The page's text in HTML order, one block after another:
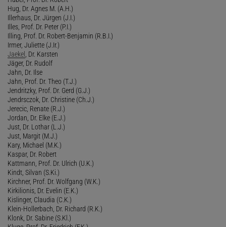
Hug, Dr. Agnes M. (A.H.)
Illerhaus, Dr. Jürgen (J.I.)
Illes, Prof. Dr. Peter (P.I.)
Illing, Prof. Dr. Robert-Benjamin (R.B.I.)
Irmer, Juliette (J.Ir.)
Jaekel , Dr. Karsten
Jäger, Dr. Rudolf
Jahn, Dr. Ilse
Jahn, Prof. Dr. Theo (T.J.)
Jendritzky, Prof. Dr. Gerd (G.J.)
Jendrsczok, Dr. Christine (Ch.J.)
Jerecic, Renate (R.J.)
Jordan, Dr. Elke (E.J.)
Just, Dr. Lothar (L.J.)
Just, Margit (M.J.)
Kary, Michael (M.K.)
Kaspar, Dr. Robert
Kattmann, Prof. Dr. Ulrich (U.K.)
Kindt, Silvan (S.Ki.)
Kirchner, Prof. Dr. Wolfgang (W.K.)
Kirkilionis, Dr. Evelin (E.K.)
Kislinger, Claudia (C.K.)
Klein-Hollerbach, Dr. Richard (R.K.)
Klonk, Dr. Sabine (S.Kl.)